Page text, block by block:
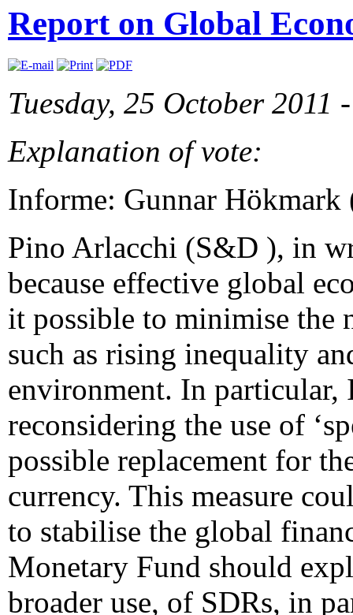
Report on Global
Tuesday, 25 October 2011
Explanation of vote:
Informe: Gunnar Hökmark
Pino Arlacchi (S&D ), in
because effective global
it possible to minimise the
such as rising inequality
environment. In particular,
reconsidering the use of
possible replacement for
currency. This measure
to stabilise the global
Monetary Fund should
broader use, of SDRs, in